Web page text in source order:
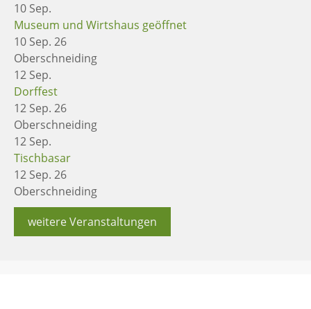
10 Sep.
Museum und Wirtshaus geöffnet
10 Sep. 26
Oberschneiding
12 Sep.
Dorffest
12 Sep. 26
Oberschneiding
12 Sep.
Tischbasar
12 Sep. 26
Oberschneiding
weitere Veranstaltungen